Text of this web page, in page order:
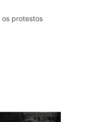
os protestos